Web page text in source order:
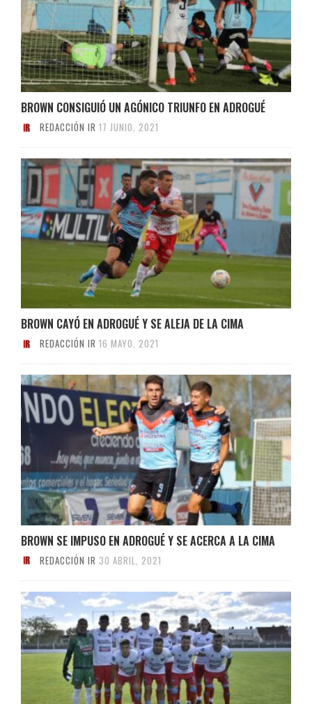
BROWN CONSIGUIÓ UN AGÓNICO TRIUNFO EN ADROGUÉ
REDACCIÓN IR 17 JUNIO, 2021
BROWN CAYÓ EN ADROGUÉ Y SE ALEJA DE LA CIMA
REDACCIÓN IR 16 MAYO, 2021
BROWN SE IMPUSO EN ADROGUÉ Y SE ACERCA A LA CIMA
REDACCIÓN IR 30 ABRIL, 2021